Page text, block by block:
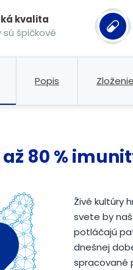
kvalita
špičkové
Popis Zloženie
80 %
Živé kultúry
svete by
potláčajú
dnešnej
spracované